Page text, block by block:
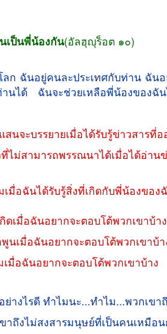
เป็นพี่น้องกัน(อัลฮุญุร็อต ๑๐)
ก ฉันอยู่คนละประเทศกับท่าน ฉัน
นได้ ฉันจะช่วยเหลือพี่น้องของฉัน
นจะบรรยายเมื่อได้รับรู้ข่าวสารที่
ามารถพรรณนาได้เมื่อได้อ่านข่
อฉันได้รับรู้สิ่งที่เกิดกับพี่น้องของ
เมื่อฉันอยากจะตอบโต้พวกเขาบ้าง
เมื่อฉันอยากจะตอบโต้พวกเขาบ้า
อฉันอยากจะตอบโต้พวกเขาบ้าง
างไรดี ทำไมนะ...ทำไม...พวกเข
าถึงไม่สงสารมนุษย์ที่เป็นคนเหมือ